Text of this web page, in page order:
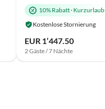
10% Rabatt· Kurzurlaub
Kostenlose Stornierung
EUR 1’447.50
2 Gäste / 7 Nächte